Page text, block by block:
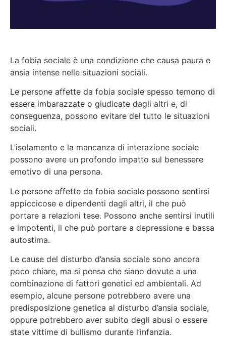
La fobia sociale è una condizione che causa paura e
ansia intense nelle situazioni sociali.
Le persone affette da fobia sociale spesso temono di
essere imbarazzate o giudicate dagli altri e, di
conseguenza, possono evitare del tutto le situazioni
sociali.
L’isolamento e la mancanza di interazione sociale
possono avere un profondo impatto sul benessere
emotivo di una persona.
Le persone affette da fobia sociale possono sentirsi
appiccicose e dipendenti dagli altri, il che può
portare a relazioni tese. Possono anche sentirsi inutili
e impotenti, il che può portare a depressione e bassa
autostima.
Le cause del disturbo d’ansia sociale sono ancora
poco chiare, ma si pensa che siano dovute a una
combinazione di fattori genetici ed ambientali. Ad
esempio, alcune persone potrebbero avere una
predisposizione genetica al disturbo d’ansia sociale,
oppure potrebbero aver subito degli abusi o essere
state vittime di bullismo durante l’infanzia.